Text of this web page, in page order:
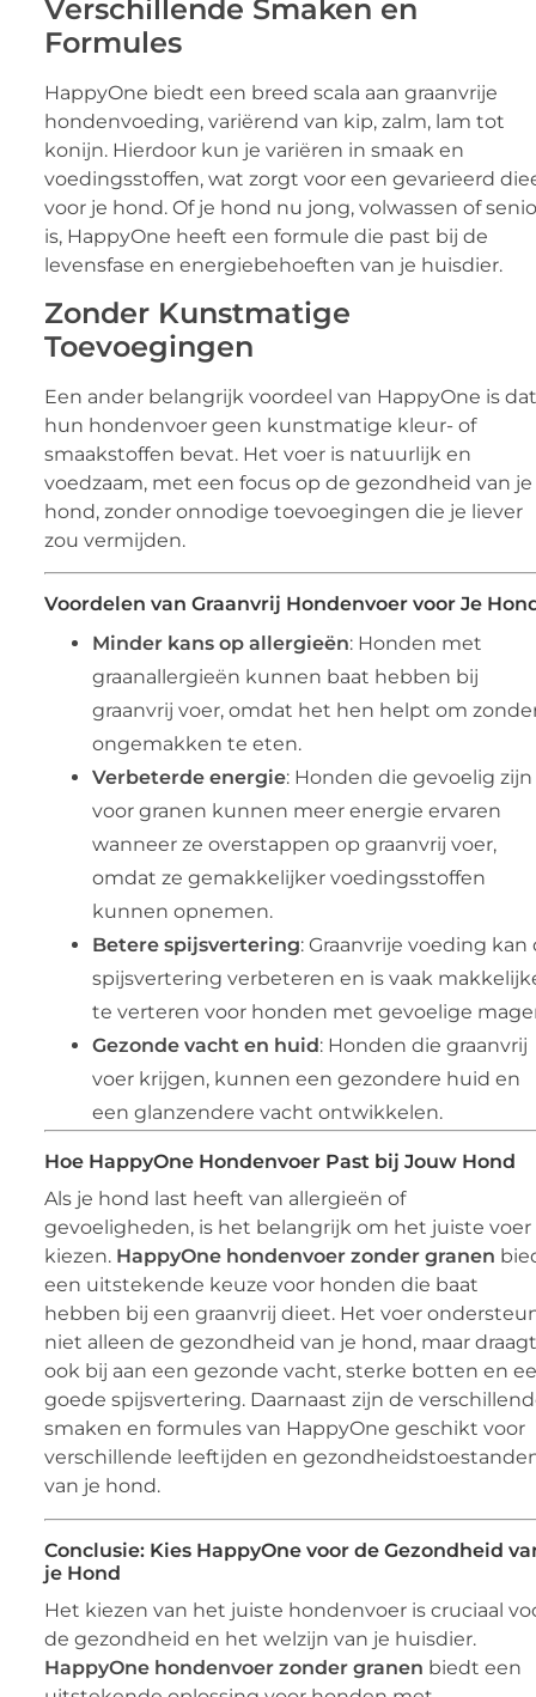
Verschillende Smaken en
Formules
HappyOne biedt een breed scala aan graanvrije
hondenvoeding, variërend van kip, zalm, lam tot
konijn. Hierdoor kun je variëren in smaak en
voedingsstoffen, wat zorgt voor een gevarieerd
voor je hond. Of je hond nu jong, volwassen of
is, HappyOne heeft een formule die past bij de
levensfase en energiebehoeften van je huisdier.
Zonder Kunstmatige
Toevoegingen
Een ander belangrijk voordeel van HappyOne is dat
hun hondenvoer geen kunstmatige kleur- of
smaakstoffen bevat. Het voer is natuurlijk en
voedzaam, met een focus op de gezondheid van je
hond, zonder onnodige toevoegingen die je liever
zou vermijden.
Voordelen van Graanvrij Hondenvoer voor Je
Minder kans op allergieën: Honden met
graanallergieën kunnen baat hebben bij
graanvrij voer, omdat het hen helpt om
ongemakken te eten.
Verbeterde energie: Honden die gevoelig zijn
voor granen kunnen meer energie ervaren
wanneer ze overstappen op graanvrij voer,
omdat ze gemakkelijker voedingsstoffen
kunnen opnemen.
Betere spijsvertering: Graanvrije voeding kan
spijsvertering verbeteren en is vaak
te verteren voor honden met gevoelige
Gezonde vacht en huid : Honden die graanvrij
voer krijgen, kunnen een gezondere huid en
een glanzendere vacht ontwikkelen.
Hoe HappyOne Hondenvoer Past bij Jouw Hond
Als je hond last heeft van allergieën of
gevoeligheden, is het belangrijk om het juiste voer
kiezen. HappyOne hondenvoer zonder granen
een uitstekende keuze voor honden die baat
hebben bij een graanvrij dieet. Het voer
niet alleen de gezondheid van je hond, maar draagt
ook bij aan een gezonde vacht, sterke botten en
goede spijsvertering. Daarnaast zijn de
smaken en formules van HappyOne geschikt voor
verschillende leeftijden en
van je hond.
Conclusie: Kies HappyOne voor de Gezondheid
je Hond
Het kiezen van het juiste hondenvoer is cruciaal
de gezondheid en het welzijn van je huisdier.
HappyOne hondenvoer zonder granen biedt een